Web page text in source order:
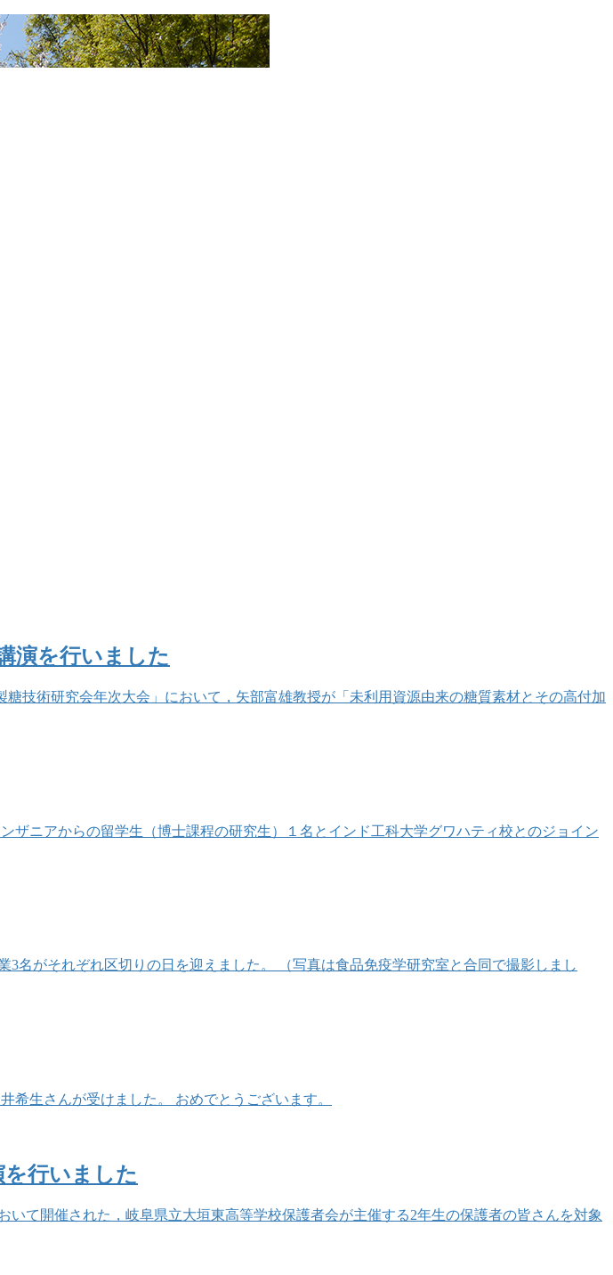
演を行いました
技術研究会年次大会」において，矢部富雄教授が「未利用資源由来の糖質素材とその高付加
ニアからの留学生（博士課程の研究生）１名とインド工科大学グワハティ校とのジョイン
名がそれぞれ区切りの日を迎えました。 （写真は食品免疫学研究室と合同で撮影しまし
希生さんが受けました。 おめでとうございます。
行いました
て開催された，岐阜県立大垣東高等学校保護者会が主催する2年生の保護者の皆さんを対象